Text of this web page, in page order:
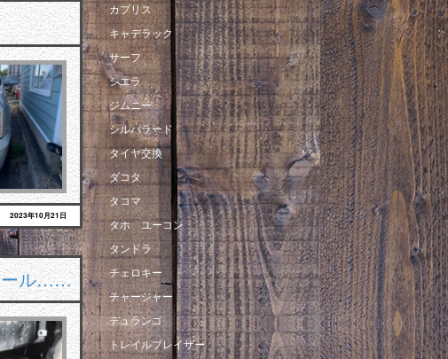
2023年10月21日
ール……
カプリス
キャデラック
サーフ
シエラ
ジムニー
シルバラード
タイヤ交換
ダコタ
タコマ
タホ ユーコン
タンドラ
チェロキー
チャージャー
デュランゴ
トレイルブレイザー